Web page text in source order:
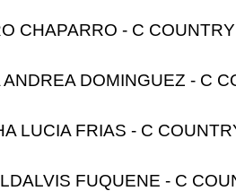
CHAPARRO - C COUNTRY
ANDREA DOMINGUEZ - C
LUCIA FRIAS - C
FUQUENE - C